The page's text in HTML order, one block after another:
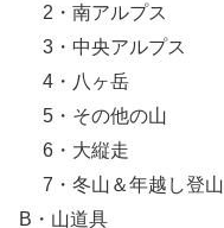
2・南アルプス
3・中央アルプス
4・八ヶ岳
5・その他の山
6・大縦走
7・冬山＆年越し登山
B・山道具